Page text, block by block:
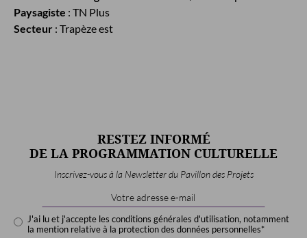
Paysagiste : TN Plus
Secteur : Trapèze est
RESTEZ INFORMÉ
DE LA PROGRAMMATION CULTURELLE
Inscrivez-vous à la Newsletter du Pavillon des Projets
Address*
J'ai lu et j'accepte les conditions générales d'utilisation, notamment
la mention relative à la protection des données personnelles*